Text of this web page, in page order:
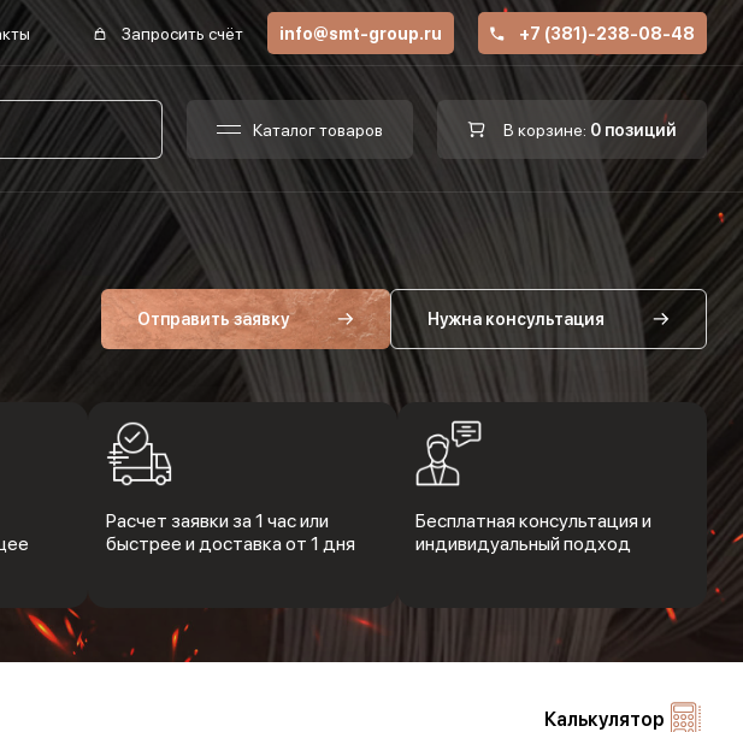
Запросить счёт info@smt-group.ru +7 (381)-238-08-48
Каталог товаров В корзине: 0 позиций
Отправить заявку Нужна консультация
Расчет заявки за 1 час или
быстрее и доставка от 1 дня
Бесплатная консультация и
индивидуальный подход
Калькулятор